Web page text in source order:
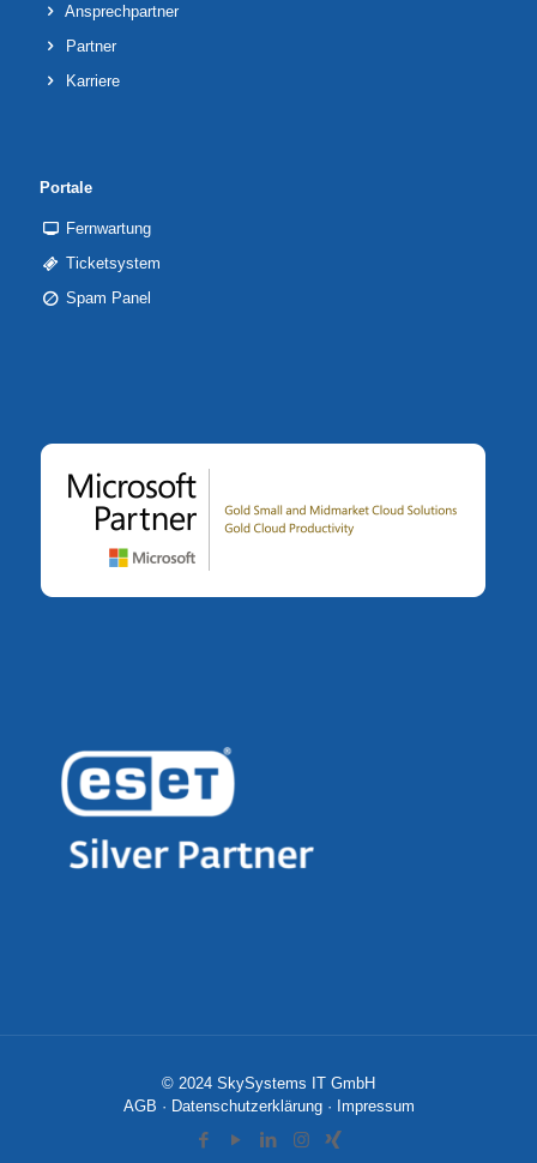
Ansprechpartner
Partner
Karriere
Portale
Fernwartung
Ticketsystem
Spam Panel
© 2024 SkySystems IT GmbH
AGB · Datenschutzerklärung· Impressum